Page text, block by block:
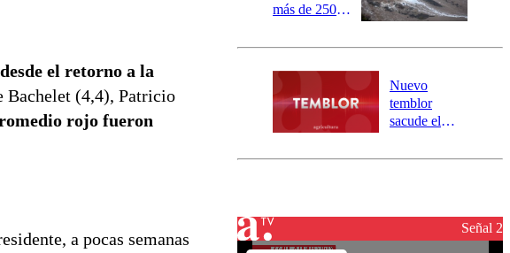
el retorno a la
Bachelet (4,4), Patricio
rojo fueron
a pocas semanas
más de 250
y 317
aisladas entre
Valparaíso y
Los Ríos
Nuevo
temblor
sacude el
revisa la
Señal 2